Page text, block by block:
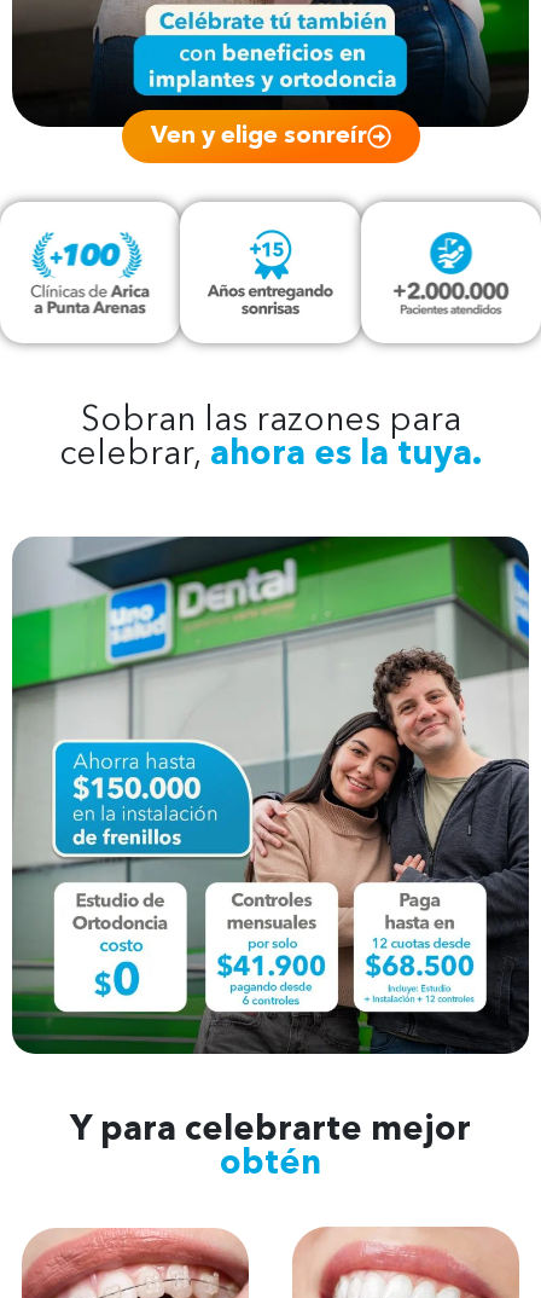
Ven y elige sonreír
Sobran las razones para
celebrar, ahora es la tuya.
Y para celebrarte mejor
obtén